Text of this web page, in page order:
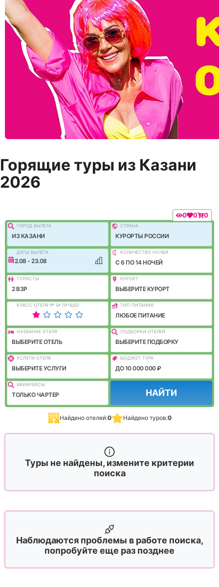
Горящие туры из Казани
2026
0 0 0
ГОРОД ВЫЛEТА
ИЗ КАЗАНИ
СТРАНА
КУРОРТЫ РОССИИ
ДАТЫ ВЫЛЕТА
12.08 - 23.08
КОЛИЧЕСТВО НОЧЕЙ
C 6 ПО 14 НОЧЕЙ
ТУРИСТЫ
2 ВЗР
КУРОРТ
ВЫБЕРИТЕ КУРОРТ
КЛАСС ОТЕЛЯ 1* (И ЛУЧШЕ) ТИП ПИТАНИЯ
ЛЮБОЕ ПИТАНИЕ
НАЗВАНИЕ ОТЕЛЯ
ВЫБЕРИТЕ ОТЕЛЬ
ПОДБОРКИ ОТЕЛЕЙ
ВЫБЕРИТЕ ПОДБОРКУ
УСЛУГИ ОТЕЛЯ
ВЫБЕРИТЕ УСЛУГИ
БЮДЖЕТ ТУРА
ДО 10 000 000 ₽
АВИАРЕЙСЫ
ТОЛЬКО ЧАРТЕР НАЙТИ
Найдено отелей:0 Найдено туров:0
Туры не найдены, измените критерии
поиска
Наблюдаются проблемы в работе поиска,
попробуйте еще раз позднее